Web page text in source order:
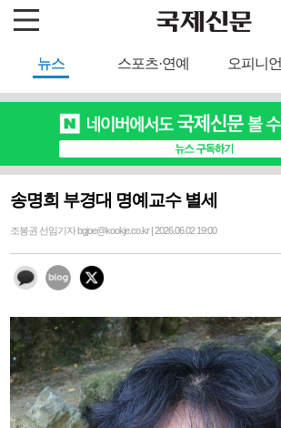
뉴스 스포츠·연예 오피니언
송명희 부경대 명예교수 별세
조봉권 선임기자 bgjoe@kookje.co.kr | 2026.06.02 19:00